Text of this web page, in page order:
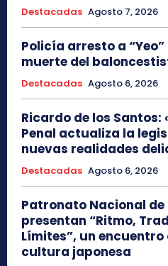
Destacadas Agosto 7, 2026
Policía arresto a
muerte del
Destacadas Agosto 6, 2026
Ricardo de los Santos:
Penal actualiza la
nuevas realidades
Destacadas Agosto 6, 2026
Patronato Nacional de
presentan “Ritmo,
Límites”, un
cultura japonesa